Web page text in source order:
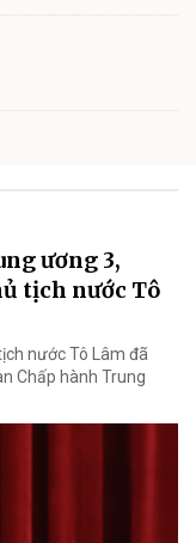
ương 3,
tịch nước Tô
nước Tô Lâm đã
Chấp hành Trung